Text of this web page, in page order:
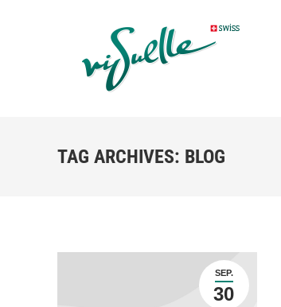
TAG ARCHIVES: BLOG
SEP.
30